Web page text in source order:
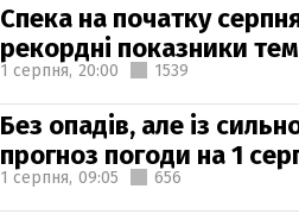
Спека на початку
рекордні показники
1 серпня, 20:00 1539
Без опадів, але із
прогноз погоди на 1
1 серпня, 09:05 656